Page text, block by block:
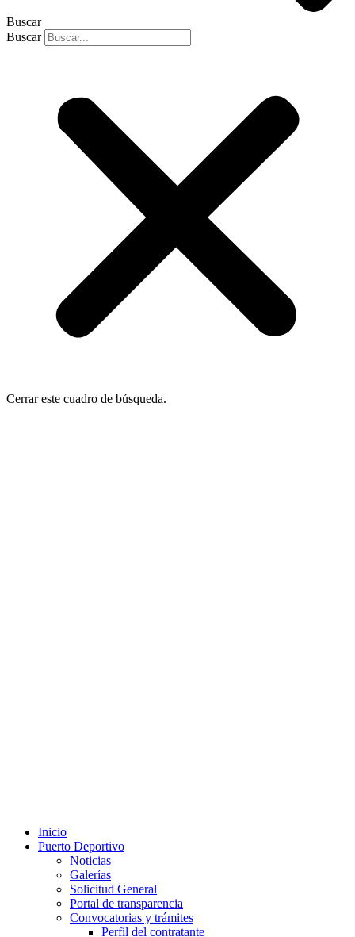
Buscar
Buscar
Cerrar este cuadro de búsqueda.
Inicio
Puerto Deportivo
Noticias
Galerías
Solicitud General
Portal de transparencia
Convocatorias y trámites
Perfil del contratante